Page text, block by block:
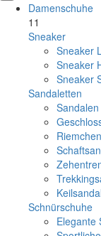
Damenschuhe
11
Sneaker
Sneaker
Sneaker
Sneaker
Sandaletten
Sandalen
Schnürschuhe
Elegante